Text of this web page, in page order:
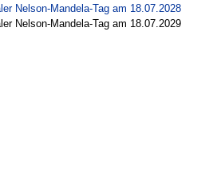
Nelson-Mandela-Tag am 18.07.2028
Nelson-Mandela-Tag am 18.07.2029